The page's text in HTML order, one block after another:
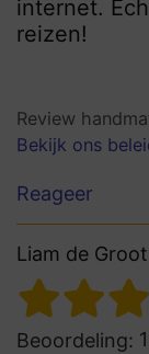
internet.
reizen!
Review
Bekijk ons
Reageer
Liam de Groot
Beoordeling: